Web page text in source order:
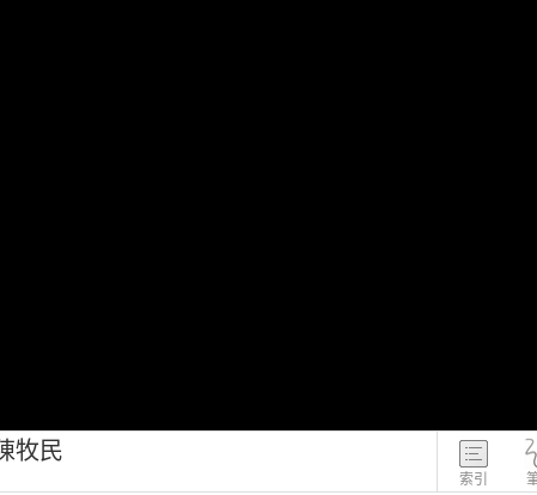
索引
牧民